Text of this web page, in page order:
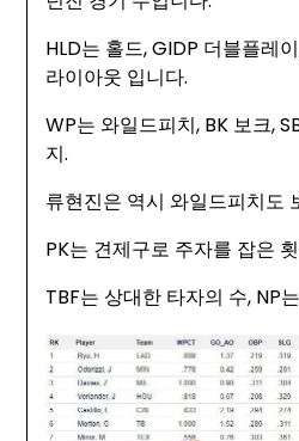
HLD는 홀드, GIDP 더블플레
라이아웃 입니다.
WP는 와일드피치, BK 보크,
지.
류현진은 역시 와일드피치도
PK는 견제구로 주자를 잡은
TBF는 상대한 타자의 수, NP